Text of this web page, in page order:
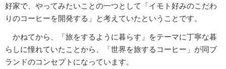
好家で、やってみたいことの一つとして「イモト好みのこだわ
りのコーヒーを開発する」と考えていたということです。
かねてから、「旅をするように暮らす」をテーマに丁寧な暮
らしに憧れていたことから、「世界を旅するコーヒー」が同ブ
ランドのコンセプトになっています。